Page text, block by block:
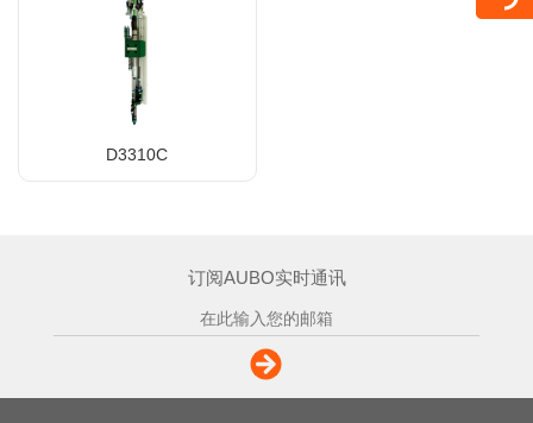
D3310C
订阅AUBO实时通讯